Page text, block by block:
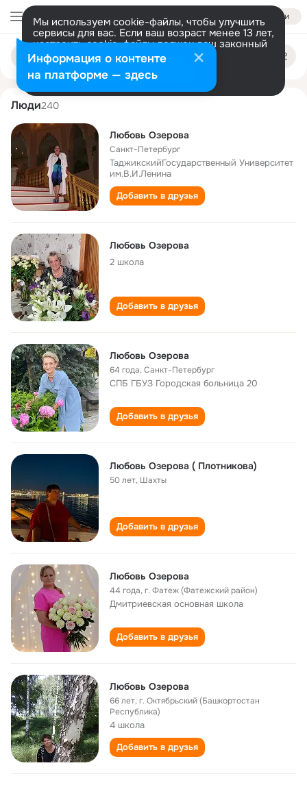
Войти
Мы используем cookie-файлы, чтобы улучшить
сервисы для вас. Если ваш возраст менее 13 лет,
настроить cookie-файлы должен ваш законный
представитель. Больше информации
Разрешить все Настроить
Поиск
людям
lyubov ozerova
Люди240
Любовь Озерова
Санкт-Петербург
ТаджикскийГосударственный Университет
им.В.И.Ленина
Добавить в друзья
Любовь Озерова
2 школа
Добавить в друзья
Любовь Озерова
64 года,Санкт-Петербург
СПБ ГБУЗ Городская больница 20
Добавить в друзья
Любовь Озерова ( Плотникова)
50 лет, Шахты
Добавить в друзья
Любовь Озерова
44 года,г. Фатеж (Фатежский район)
Дмитриевская основная школа
Добавить в друзья
Любовь Озерова
66 лет,г. Октябрьский (Башкортостан
Республика)
4 школа
Добавить в друзья
Информация о контенте
на платформе — здесь